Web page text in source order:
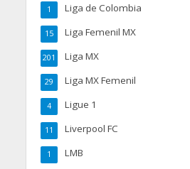
Liga de Colombia
1
Liga Femenil MX
15
Liga MX
201
Liga MX Femenil
29
Ligue 1
4
Liverpool FC
11
LMB
1